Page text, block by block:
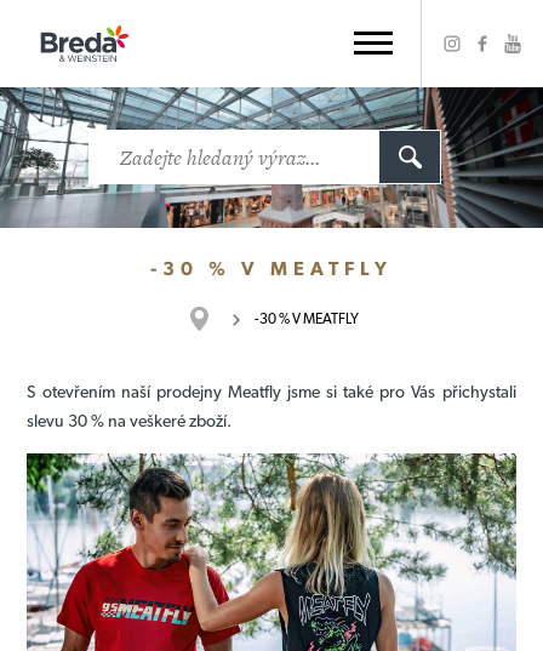
-30 % V MEATFLY
-30 % V MEATFLY
S otevřením naší prodejny Meatfly jsme si také pro Vás přichystali
slevu 30 % na veškeré zboží.